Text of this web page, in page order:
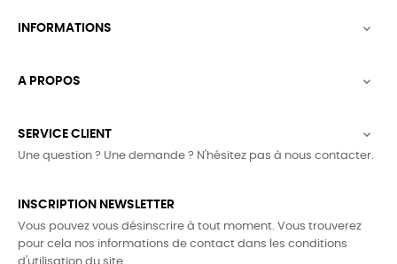
INFORMATIONS 
A PROPOS 
SERVICE CLIENT 
Une question ? Une demande ? N'hésitez pas à nous contacter.
INSCRIPTION NEWSLETTER
Vous pouvez vous désinscrire à tout moment. Vous trouverez
pour cela nos informations de contact dans les conditions